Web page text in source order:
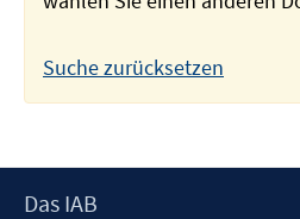
Suche zurücksetzen
Footer
Das IAB